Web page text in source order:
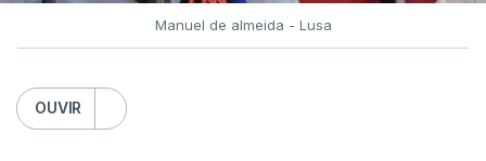
Manuel de almeida - Lusa
OUVIR